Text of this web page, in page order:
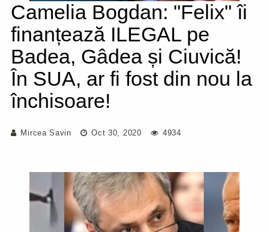
Camelia Bogdan: "Felix" îi
finanțează ILEGAL pe
Badea, Gâdea și Ciuvică!
În SUA, ar fi fost din nou la
închisoare!
Mircea Savin Oct 30, 2020 4934